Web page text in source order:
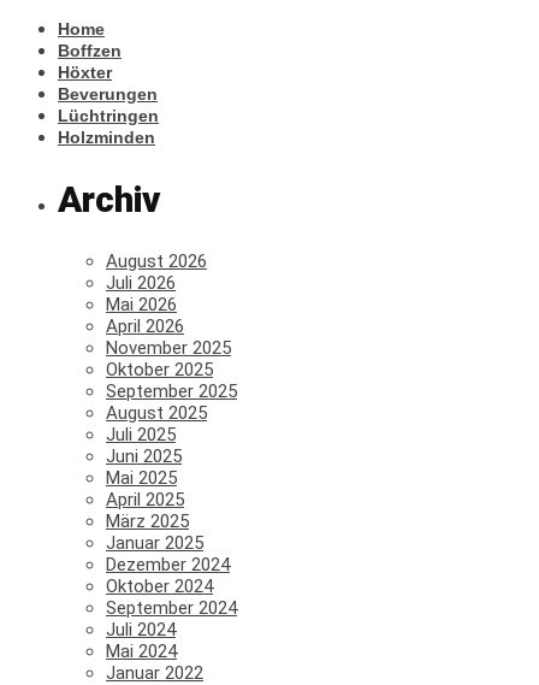
Home
Boffzen
Höxter
Beverungen
Lüchtringen
Holzminden
Archiv
August 2026
Juli 2026
Mai 2026
April 2026
November 2025
Oktober 2025
September 2025
August 2025
Juli 2025
Juni 2025
Mai 2025
April 2025
März 2025
Januar 2025
Dezember 2024
Oktober 2024
September 2024
Juli 2024
Mai 2024
Januar 2022